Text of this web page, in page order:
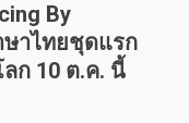
By
ษาไทยชุดแรก
ลก 10 ต.ค. นี้